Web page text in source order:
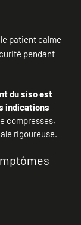
patient calme
pendant
du siso est
indications
compresses,
rigoureuse.